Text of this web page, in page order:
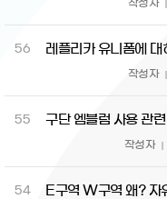
작성자
56 레플리카 유니폼에 대
작성자
55 구단 엠블럼 사용 관련
작성자
54 E구역 W구역 왜? 자